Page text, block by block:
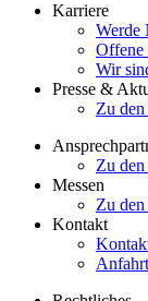
Karriere
Werde
Offene
Wir
Presse &
Zu den
Zu
Messen
Zu den
Kontakt
Anfahrt